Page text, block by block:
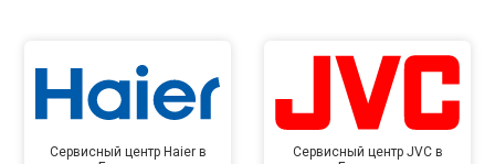
Сервисный центр Haier в
Сервисный центр JVC в